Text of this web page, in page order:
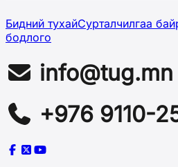
Бидний тухайСурталчилгаа
бодлого
info@tug.mn
+976 9110-